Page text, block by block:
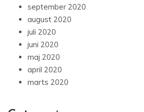
september 2020
august 2020
juli 2020
juni 2020
maj 2020
april 2020
marts 2020